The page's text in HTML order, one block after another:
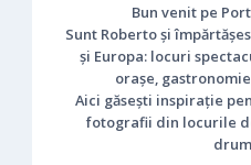
Bun venit pe
Sunt Roberto și
și Europa: locuri
orașe,
Aici găsești inspirație
fotografii din locurile